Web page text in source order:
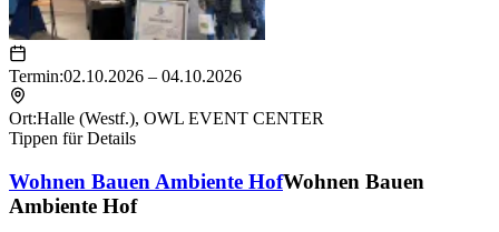
Termin:02.10.2026 – 04.10.2026
Ort:Halle (Westf.), OWL EVENT CENTER
Tippen für Details
Wohnen Bauen Ambiente HofWohnen Bauen
Ambiente Hof